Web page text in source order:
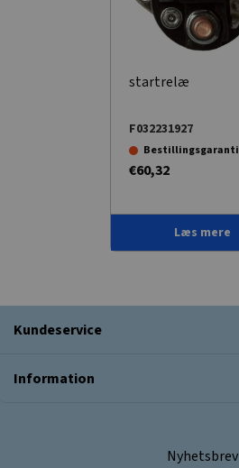
startrelæ
F032231927
Bestillingsgaranti
€60,32
Læs mere
Kundeservice
Information
Nyhetsbrev